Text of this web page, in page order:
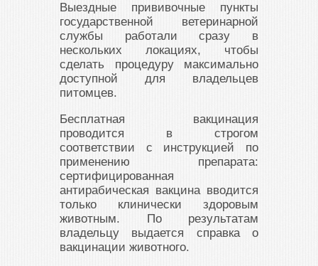
Выездные прививочные пункты
государственной ветеринарной
службы работали сразу в
нескольких локациях, чтобы
сделать процедуру максимально
доступной для владельцев
питомцев.
Бесплатная вакцинация
проводится в строгом
соответствии с инструкцией по
применению препарата:
сертифицированная
антирабическая вакцина вводится
только клинически здоровым
животным. По результатам
владельцу выдается справка о
вакцинации животного.